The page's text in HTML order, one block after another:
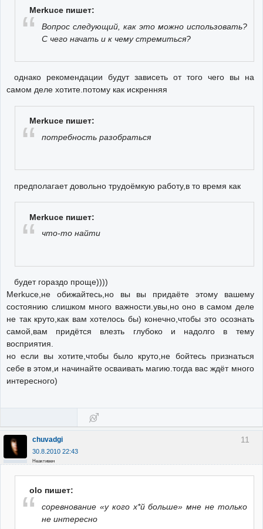
Merkuce пишет:
Вопрос следующий, как это можно использовать?
С чего начать и к чему стремиться?
однако рекомендации будут зависеть от того чего вы на
самом деле хотите.потому как искренняя
Merkuce пишет:
потребность разобраться
предполагает довольно трудоёмкую работу,в то время как
Merkuce пишет:
что-то найти
будет гораздо проще))))
Merkuce,не обижайтесь,но вы вы придаёте этому вашему
состоянию слишком много важности.увы,но оно в самом деле
не так круто,как вам хотелось бы) конечно,чтобы это осознать
самой,вам придётся влезть глубоко и надолго в тему
восприятия.
но если вы хотите,чтобы было круто,не бойтесь признаться
себе в этом,и начинайте осваивать магию.тогда вас ждёт много
интересного)
11
chuvadgi
30.8.2010 22:43
Неактивен
olo пишет:
соревнование «у кого х*й больше» мне не только
не интересно